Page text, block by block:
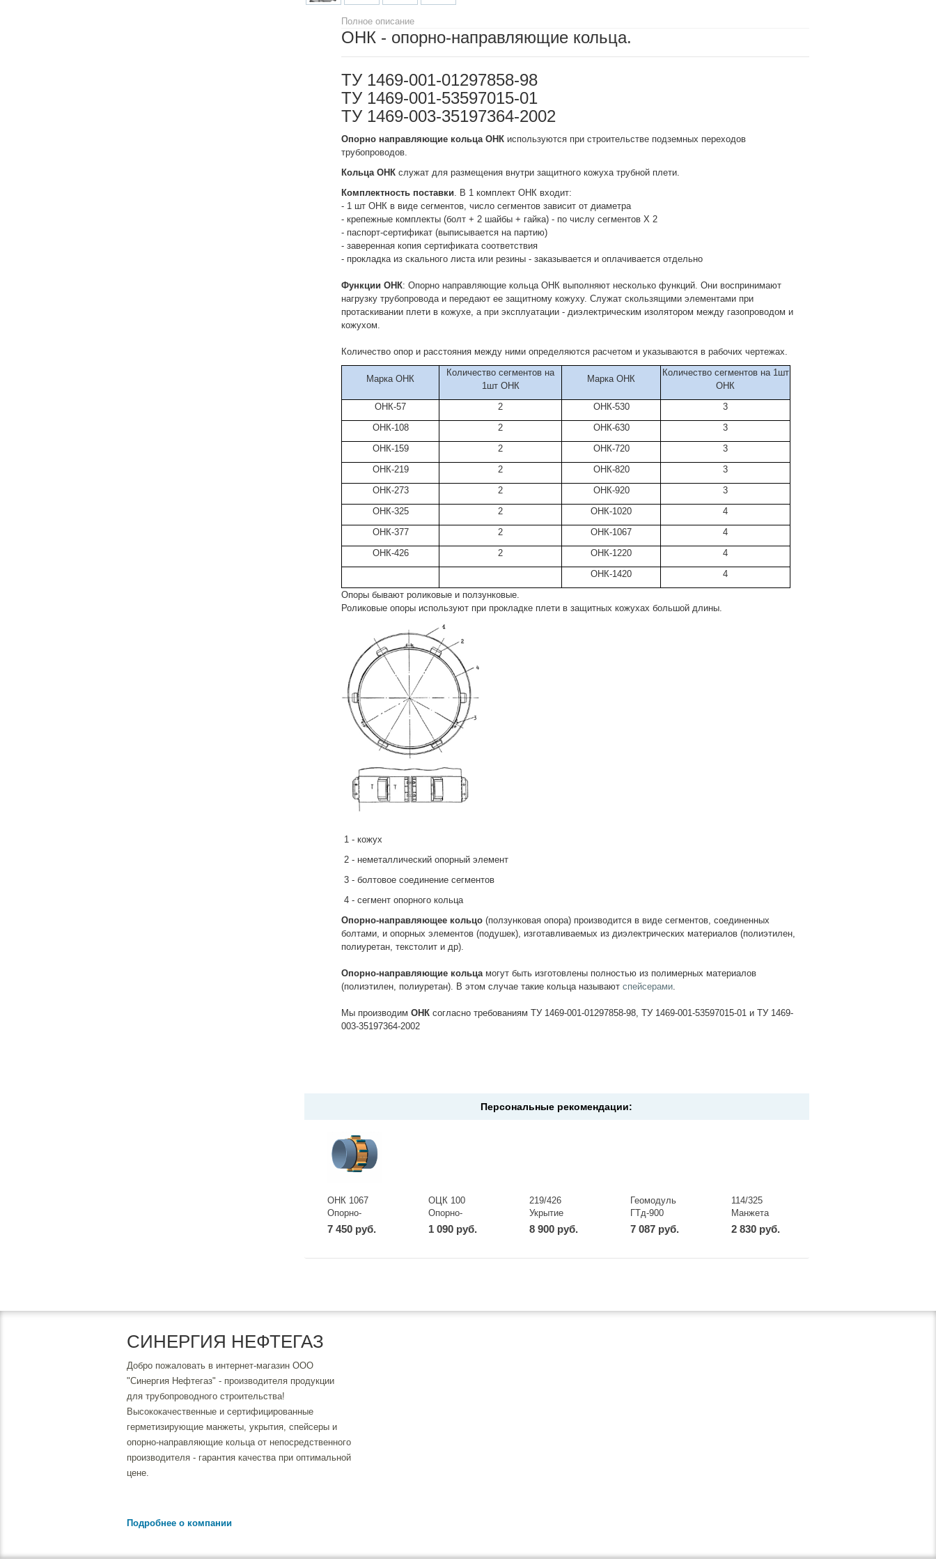
Полное описание
ОНК - опорно-направляющие кольца.
ТУ 1469-001-01297858-98
ТУ 1469-001-53597015-01
ТУ 1469-003-35197364-2002
Опорно направляющие кольца ОНК используются при строительстве подземных переходов
трубопроводов.
Кольца ОНК служат для размещения внутри защитного кожуха трубной плети.
Комплектность поставки. В 1 комплект ОНК входит:
- 1 шт ОНК в виде сегментов, число сегментов зависит от диаметра
- крепежные комплекты (болт + 2 шайбы + гайка) - по числу сегментов Х 2
- паспорт-сертификат (выписывается на партию)
- заверенная копия сертификата соответствия
- прокладка из скального листа или резины - заказывается и оплачивается отдельно
Функции ОНК: Опорно направляющие кольца ОНК выполняют несколько функций. Они воспринимают
нагрузку трубопровода и передают ее защитному кожуху. Служат скользящими элементами при
протаскивании плети в кожухе, а при эксплуатации - диэлектрическим изолятором между газопроводом и
кожухом.
Количество опор и расстояния между ними определяются расчетом и указываются в рабочих чертежах.
Марка ОНК
Количество сегментов на
1шт ОНК
Марка ОНК
Количество сегментов на 1шт
ОНК
ОНК-57
2 ОНК-530
3
ОНК-108
2 ОНК-630
3
ОНК-159
2 ОНК-720
3
ОНК-219
2 ОНК-820
3
ОНК-273
2 ОНК-920
3
ОНК-325
2 ОНК-1020
4
ОНК-377
2 ОНК-1067
4
ОНК-426
2 ОНК-1220
4
ОНК-1420
4
Опоры бывают роликовые и ползунковые.
Роликовые опоры используют при прокладке плети в защитных кожухах большой длины.
1 - кожух
2 - неметаллический опорный элемент
3 - болтовое соединение сегментов
4 - сегмент опорного кольца
Опорно-направляющее кольцо (ползунковая опора) производится в виде сегментов, соединенных
болтами, и опорных элементов (подушек), изготавливаемых из диэлектрических материалов (полиэтилен,
полиуретан, текстолит и др).
Опорно-направляющие кольцамогут быть изготовлены полностью из полимерных материалов
(полиэтилен, полиуретан). В этом случае такие кольца называютспейсерами.
Мы производимОНК согласно требованиям ТУ 1469-001-01297858-98, ТУ 1469-001-53597015-01 и ТУ 1469-
003-35197364-2002
Персональные рекомендации:
ОНК 1067
Опорно-
направляющее
кольцо
7 450 руб.
ОЦК 100
Опорно-
центрирующее
кольцо
1 090 руб.
219/426
Укрытие
защитное
манжеты
8 900 руб.
Геомодуль
ГТд-900
(750)
7 087 руб.
114/325
Манжета
герметизирующая
Неразъёмная
2 830 руб.
СИНЕРГИЯ НЕФТЕГАЗ
Добро пожаловать в интернет-магазин ООО
"Синергия Нефтегаз" - производителя продукции
для трубопроводного строительства!
Высококачественные и сертифицированные
герметизирующие манжеты, укрытия, спейсеры и
опорно-направляющие кольца от непосредственного
производителя - гарантия качества при оптимальной
цене.
Подробнее о компании